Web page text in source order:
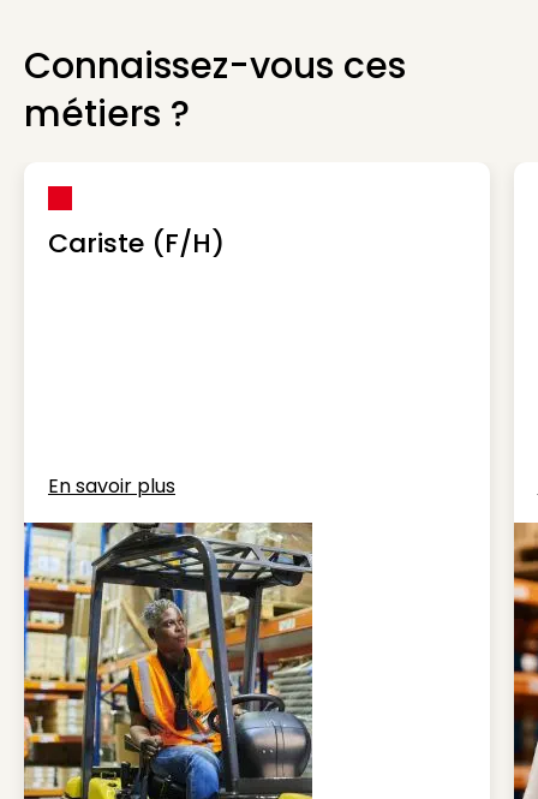
Connaissez-vous ces
métiers ?
Cariste (F/H)
En savoir plus